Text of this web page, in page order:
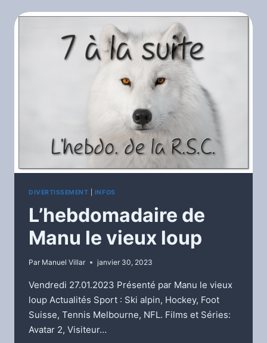
VIEUX
DIVERTISSEMENT INFOS
L’hebdomadaire de
Manu le vieux loup
Par Manuel Villar janvier 30, 2023
Vendredi 27.01.2023 Présenté par Manu le vieux
loup Actualités Sport : Ski alpin, Hockey, Foot
Suisse, Tennis Melbourne, NFL. Films et Séries:
Avatar 2, Visiteur…